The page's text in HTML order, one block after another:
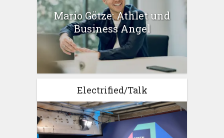
Mario Götze: Athlet und
Business Angel
Electrified/Talk